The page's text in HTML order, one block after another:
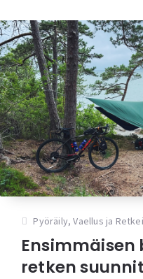
Pyöräily,Vaellus ja
retken